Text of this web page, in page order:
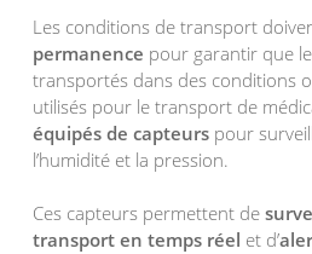
Les conditions de transport
permanence pour garantir que
transportés dans des conditions
utilisés pour le transport de
équipés de capteurspour
l’humidité et la pression.
Ces capteurs permettent de
transport en temps réel et d’